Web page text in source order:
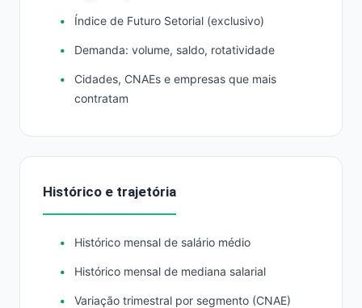
Índice de Futuro Setorial (exclusivo)
Demanda: volume, saldo, rotatividade
Cidades, CNAEs e empresas que mais
contratam
Histórico e trajetória
Histórico mensal de salário médio
Histórico mensal de mediana salarial
Variação trimestral por segmento (CNAE)